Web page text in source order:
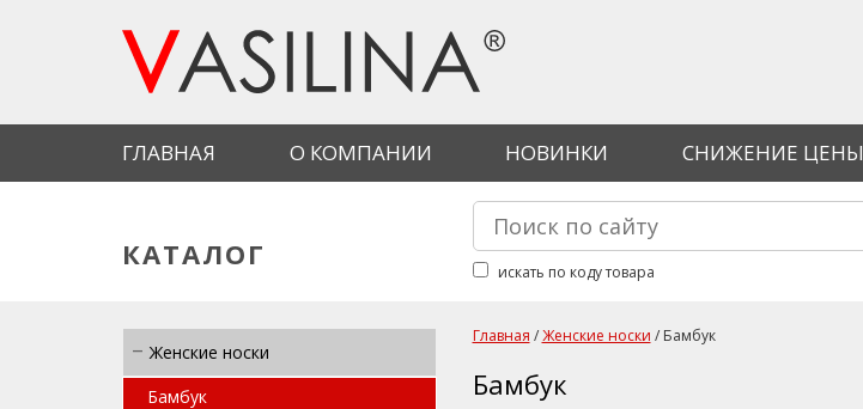
ГЛАВНАЯ О КОМПАНИИ НОВИНКИ СНИЖЕНИЕ ЦЕНЫ
Форма поиска
Найти
искать по коду товара
КАТАЛОГ
Женские носки
Бамбук
Вы здесь
Главная /Женские носки / Бамбук
Бамбук